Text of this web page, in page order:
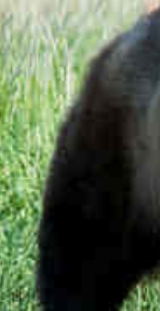
*استان ها
آذربایجان
آذربایجان
اردبیل
اصفهان